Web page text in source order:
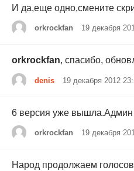
И да,еще одно,смените
orkrockfan 19 декабря
orkrockfan, спасибо,
denis 19 декабря 2012
6 версия уже вышла.Админ
orkrockfan 19 декабря
Народ продолжаем